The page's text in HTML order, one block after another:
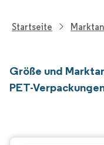
Startseite
Größe und
PET-